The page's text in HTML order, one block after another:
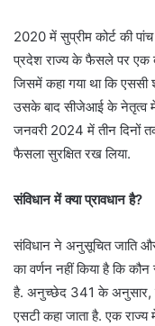
2020 में सुप्रीम कोर्ट की
प्रदेश राज्य के फैसले पर एक
जिसमें कहा गया था कि एससी
उसके बाद सीजेआई के नेतृत्व
जनवरी 2024 में तीन दिनों
फैसला सुरक्षित रख लिया.
संविधान में क्या प्रावधान है?
संविधान ने अनुसूचित जाति
का वर्णन नहीं किया है कि
है. अनुच्छेद 341 के अनुसार,
एसटी कहा जाता है. एक